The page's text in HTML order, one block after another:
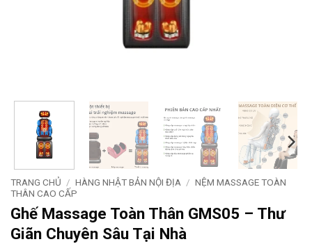
TRANG CHỦ / HÀNG NHẬT BẢN NỘI ĐỊA / NỆM MASSAGE TOÀN
THÂN CAO CẤP
Ghế Massage Toàn Thân GMS05 – Thư
Giãn Chuyên Sâu Tại Nhà